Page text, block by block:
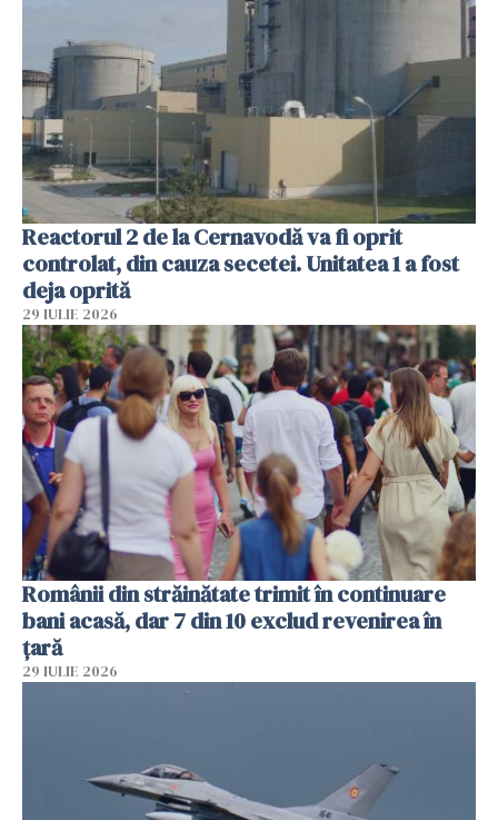
Reactorul 2 de la Cernavodă va fi oprit
controlat, din cauza secetei. Unitatea 1 a fost
deja oprită
29 IULIE 2026
Românii din străinătate trimit în continuare
bani acasă, dar 7 din 10 exclud revenirea în
țară
29 IULIE 2026